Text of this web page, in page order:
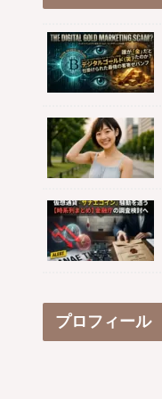
プロフィール